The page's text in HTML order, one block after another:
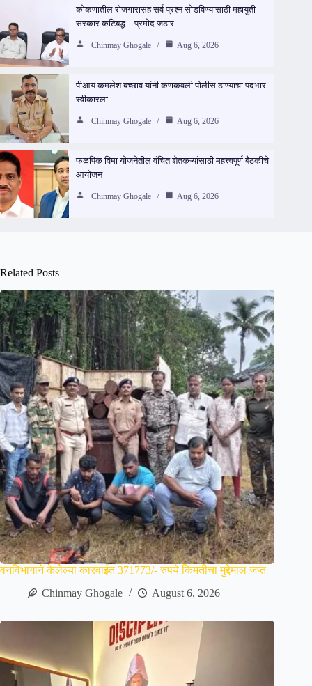
कोकणातील रोजगारासह सर्व प्रश्न सोडविण्यासाठी महायुती
सरकार कटिबद्ध – प्रमोद जठार
Chinmay Ghogale Aug 6, 2026
पीआय कमलेश बच्छाव यांनी कणकवली पोलीस ठाण्याचा पदभार
स्वीकारला
Chinmay Ghogale Aug 6, 2026
फळपिक विमा योजनेतील वंचित शेतकऱ्यांसाठी महत्त्वपूर्ण बैठकीचे
आयोजन
Chinmay Ghogale Aug 6, 2026
Related Posts
वनविभागाने केलेल्या कारवाईत 371773/- रुपये किमतीचा मुद्देमाल जप्त
Chinmay Ghogale
August 6, 2026